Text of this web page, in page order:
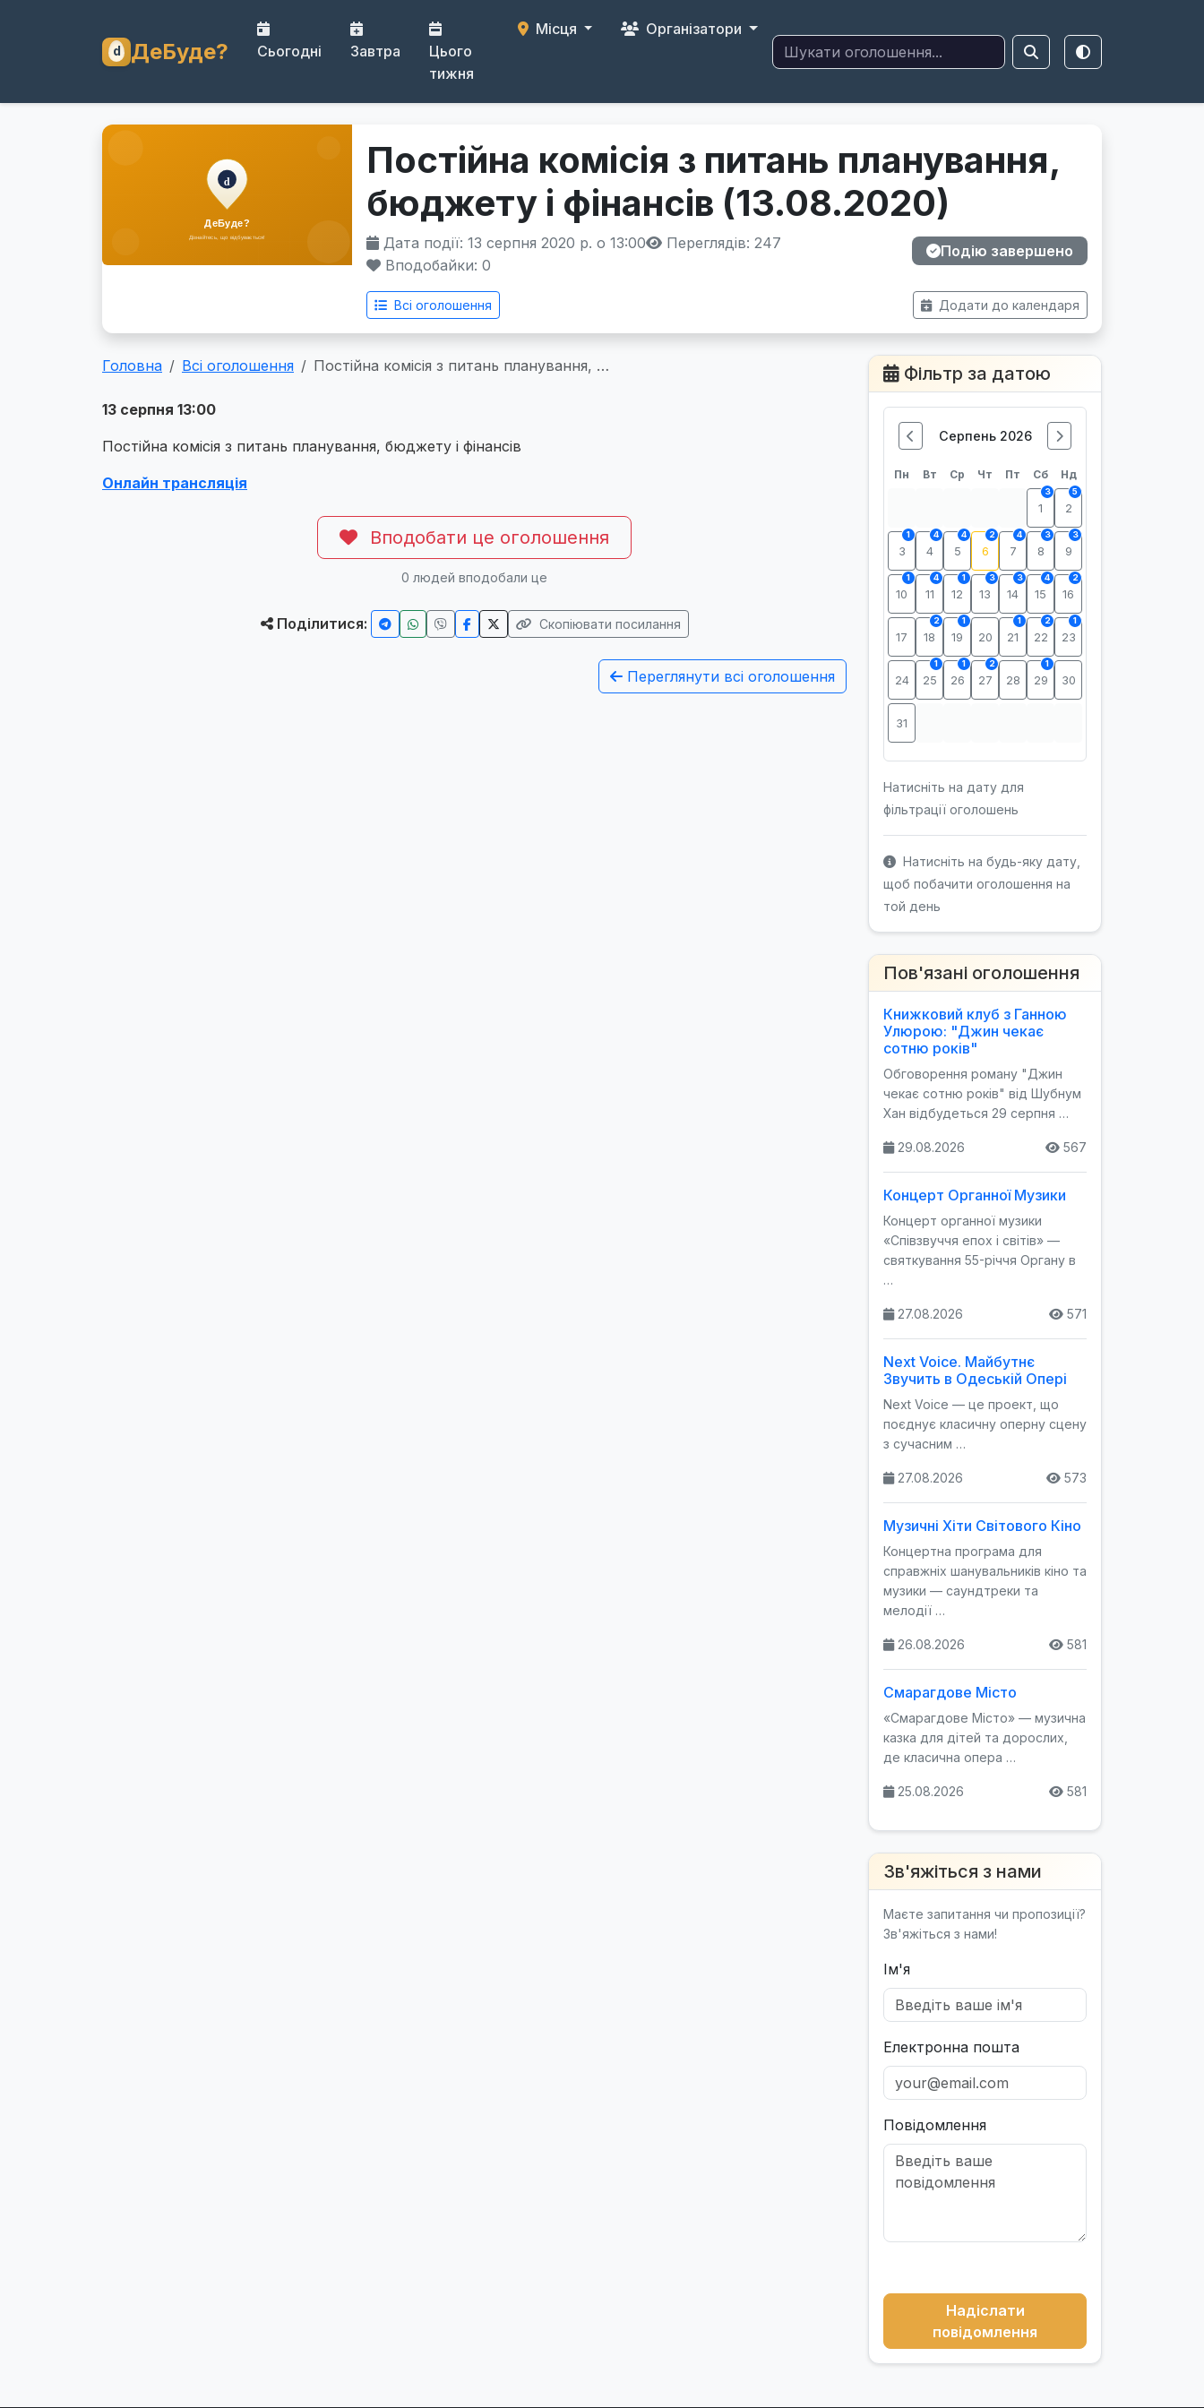
ДеБуде? Сьогодні Завтра
Цього
тижня
Місця Організатори
Постійна комісія з питань планування,
бюджету і фінансів (13.08.2020)
Дата події: 13 серпня 2020 р. о 13:00
Переглядів: 247
Вподобайки: 0
Подію завершено
Всі оголошення Додати до календаря
Головна Всі оголошення Постійна комісія з питань планування, …
13 серпня 13:00
Постійна комісія з питань планування, бюджету і фінансів
Онлайн трансляція
Вподобати це оголошення
0 людей вподобали це
Поділитися: Скопіювати посилання
Переглянути всі оголошення
Фільтр за датою
Серпень 2026
Пн Вт Ср Чт Пт Сб Нд
1
3
2
5
3
1
4
4
5
4
6
2
7
4
8
3
9
3
10
1
11
4
12
1
13
3
14
3
15
4
16
2
17 18
2
19
1
20 21
1
22
2
23
1
24 25
1
26
1
27
2
28 29
1
30
31
Натисніть на дату для
фільтрації оголошень
Натисніть на будь-яку дату,
щоб побачити оголошення на
той день
Пов'язані оголошення
Книжковий клуб з Ганною
Улюрою: "Джин чекає
сотню років"
Обговорення роману "Джин
чекає сотню років" від Шубнум
Хан відбудеться 29 серпня …
29.08.2026 567
Концерт Органної Музики
Концерт органної музики
«Співзвуччя епох і світів» —
святкування 55-річчя Органу в
…
27.08.2026 571
Next Voice. Майбутнє
Звучить в Одеській Опері
Next Voice — це проект, що
поєднує класичну оперну сцену
з сучасним …
27.08.2026 573
Музичні Хіти Світового Кіно
Концертна програма для
справжніх шанувальників кіно та
музики — саундтреки та
мелодії …
26.08.2026 581
Смарагдове Місто
«Смарагдове Місто» — музична
казка для дітей та дорослих,
де класична опера …
25.08.2026 581
Зв'яжіться з нами
Маєте запитання чи пропозиції?
Зв'яжіться з нами!
Ім'я
Електронна пошта
Повідомлення
Надіслати
повідомлення